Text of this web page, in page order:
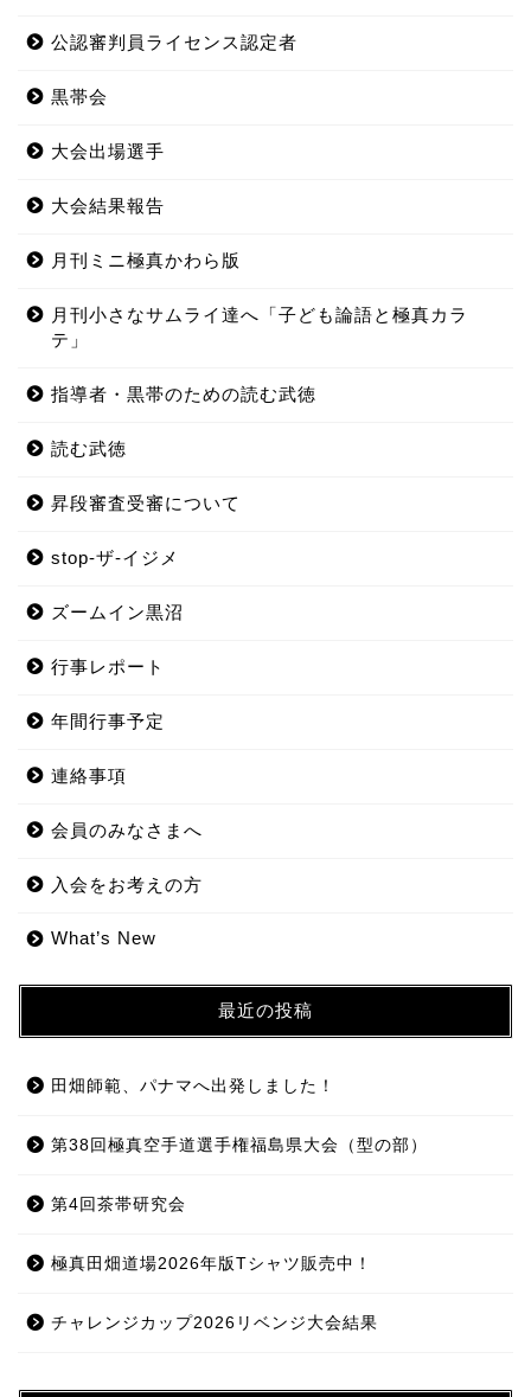
公認審判員ライセンス認定者
黒帯会
大会出場選手
大会結果報告
月刊ミニ極真かわら版
月刊小さなサムライ達へ「子ども論語と極真カラ
テ」
指導者・黒帯のための読む武徳
読む武徳
昇段審査受審について
stop-ザ-イジメ
ズームイン黒沼
行事レポート
年間行事予定
連絡事項
会員のみなさまへ
入会をお考えの方
What’s New
最近の投稿
田畑師範、パナマへ出発しました！
第38回極真空手道選手権福島県大会（型の部）
第4回茶帯研究会
極真田畑道場2026年版Tシャツ販売中！
チャレンジカップ2026リベンジ大会結果